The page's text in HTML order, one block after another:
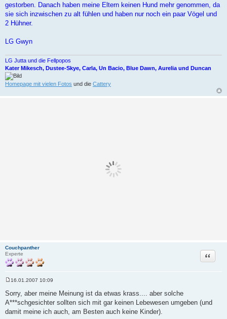
gestorben. Danach haben meine Eltern keinen Hund mehr genommen, da
sie sich inzwischen zu alt fühlen und haben nur noch ein paar Vögel und
2 Hühner.
LG Gwyn
LG Jutta und die Fellpopos
Kater Mikesch, Dustee-Skye, Carla, Un Bacio, Blue Dawn, Aurelia und Duncan
Homepage mit vielen Fotos und die Cattery
Couchpanther
Experte
Zitat
i
t
a
16.01.2007 10:09
Sorry, aber meine Meinung ist da etwas krass.... aber solche
A***schgesichter sollten sich mit gar keinen Lebewesen umgeben (und
damit meine ich auch, am Besten auch keine Kinder).